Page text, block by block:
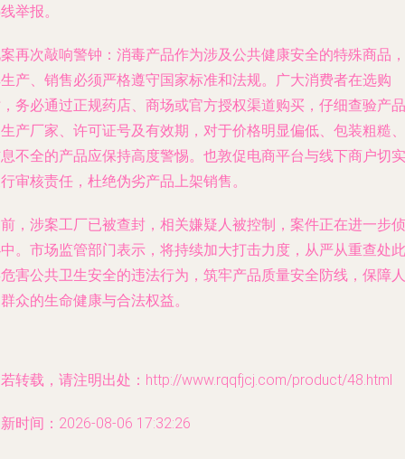
举报。
再次敲响警钟：消毒产品作为涉及公共健康安全的特殊商品，
产、销售必须严格遵守国家标准和法规。广大消费者在选购
务必通过正规药店、商场或官方授权渠道购买，仔细查验产品
产厂家、许可证号及有效期，对于价格明显偏低、包装粗糙、
不全的产品应保持高度警惕。也敦促电商平台与线下商户切实
审核责任，杜绝伪劣产品上架销售。
，涉案工厂已被查封，相关嫌疑人被控制，案件正在进一步侦
。市场监管部门表示，将持续加大打击力度，从严从重查处此
害公共卫生安全的违法行为，筑牢产品质量安全防线，保障人
众的生命健康与合法权益。
转载，请注明出处：http://www.rqqfjcj.com/product/48.html
时间：2026-08-06 17:32:26